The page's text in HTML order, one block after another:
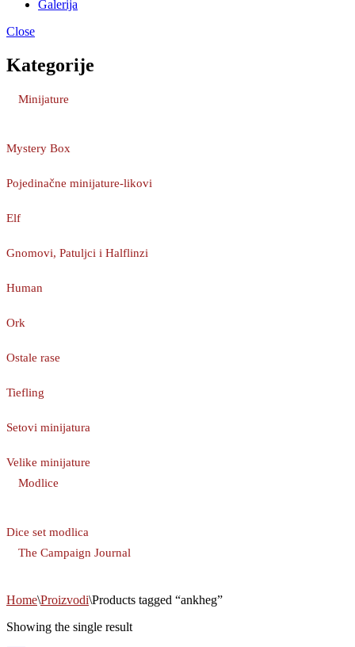
Galerija
Close
Kategorije
Minijature
Mystery Box
Pojedinačne minijature-likovi
Elf
Gnomovi, Patuljci i Halflinzi
Human
Ork
Ostale rase
Tiefling
Setovi minijatura
Velike minijature
Modlice
Dice set modlica
The Campaign Journal
Home\Proizvodi\Products tagged “ankheg”
Showing the single result